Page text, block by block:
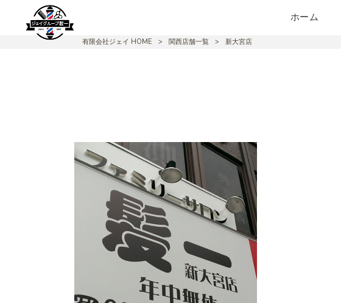
ホーム
有限会社ジェイ HOME > 関西店舗一覧 > 新大宮店